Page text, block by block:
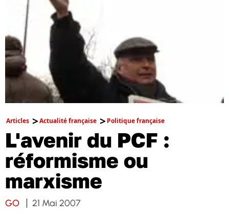
Articles Actualité française Politique française
L'avenir du PCF :
réformisme ou
marxisme
GO 21 Mai 2007